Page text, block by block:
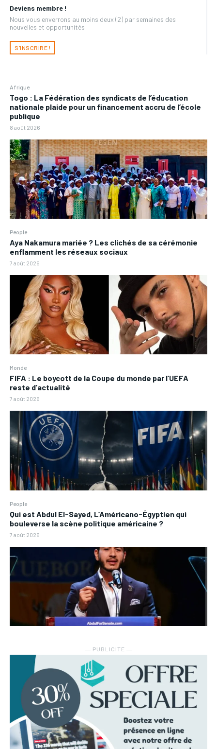
Deviens membre !
Nous vous enverrons au moins deux (2) par semaines des
nouvelles et opportunités
S'INSCRIRE !
Afrique
Togo : La Fédération des syndicats de l’éducation
nationale plaide pour un financement accru de l’école
publique
8 août 2026
People
Aya Nakamura mariée ? Les clichés de sa cérémonie
enflamment les réseaux sociaux
7 août 2026
Monde
FIFA : Le boycott de la Coupe du monde par l’UEFA
reste d’actualité
7 août 2026
People
Qui est Abdul El-Sayed, L’Américano-Égyptien qui
bouleverse la scène politique américaine ?
7 août 2026
― PUBLICITE ―